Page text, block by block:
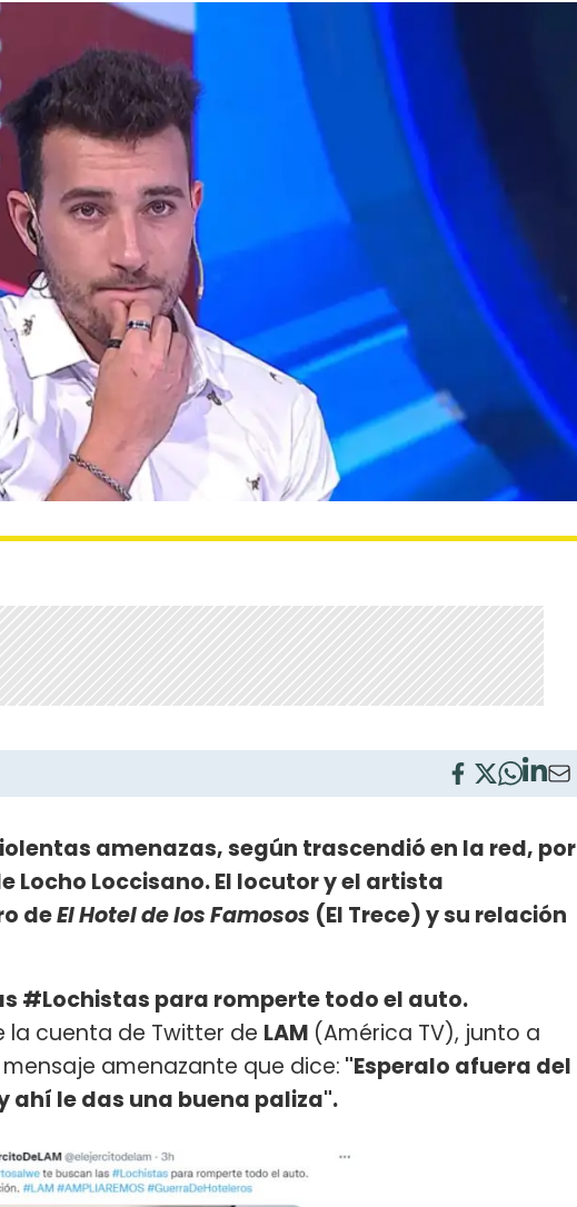
amenazas, según trascendió en la red, por
Locho Loccisano. El locutor y el artista
deEl Hotel de los Famosos (El Trece) y su relación
#Lochistas para romperte todo el auto.
la cuenta de Twitter de LAM (América TV), junto a
amenazante que dice: "Esperalo afuera del
ahí le das una buena paliza".